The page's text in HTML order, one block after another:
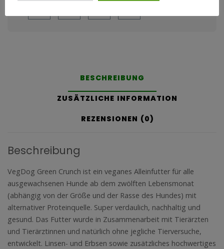
BESCHREIBUNG
ZUSÄTZLICHE INFORMATION
REZENSIONEN (0)
Beschreibung
VegDog Green Crunch ist ein veganes Alleinfutter für alle
ausgewachsenen Hunde ab dem zwölften Lebensmonat
(abhängig von der Größe und der Rasse des Hundes) mit
alternativer Proteinquelle. Super verdaulich, nachhaltig und
gesund. Das Futter wurde in Zusammenarbeit mit Tierärzten
und Tierärztinnen und natürlich ohne jegliche Tierversuche,
entwickelt. Linsen- und Erbsen sowie zusätzliches hochwertiges